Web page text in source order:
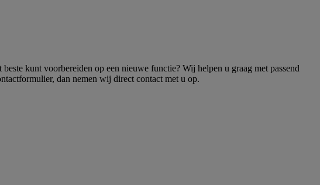
kunt voorbereiden op een nieuwe functie? Wij helpen u graag met passend
dan nemen wij direct contact met u op.